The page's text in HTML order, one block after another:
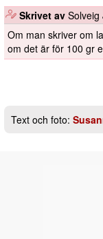
Skrivet av Solveig
Om man skriver om
om det är för 100 gr
Text och foto: